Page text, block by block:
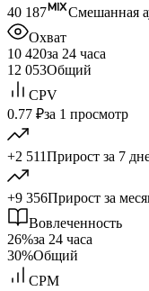
40 187
Смешанная
Охват
10 420за 24 часа
12 053Общий
CPV
0.77 ₽за 1 просмотр
+2 511Прирост за 7
+9 356Прирост за
Вовлеченность
26%за 24 часа
30%Общий
CPM